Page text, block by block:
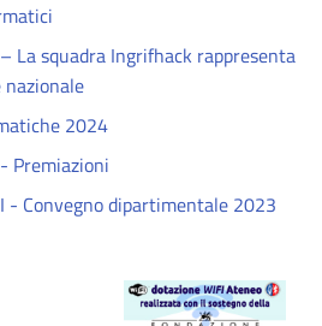
La squadra Ingrifhack rappresenta
nazionale
2024
Premiazioni
- Convegno dipartimentale 2023